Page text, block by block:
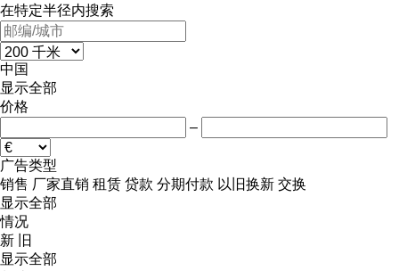
在特定半径内搜索
中国
显示全部
价格
–
广告类型
销售 厂家直销 租赁 贷款 分期付款 以旧换新 交换
显示全部
情况
新
旧
显示全部